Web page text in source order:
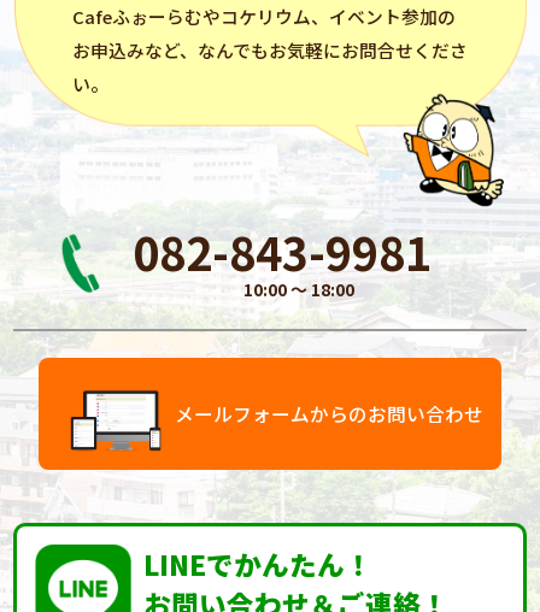
Cafeふぉーらむやコケリウム、イベント参加の
お申込みなど、なんでもお気軽にお問合せくださ
い。
082-843-9981
10:00 〜 18:00
メールフォームからのお問い合わせ
LINEでかんたん！